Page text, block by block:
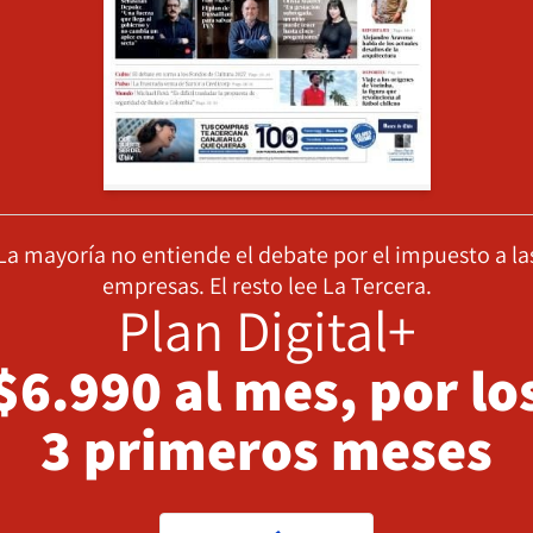
mayoría no entiende el debate por el impuesto a
empresas. El resto lee La Tercera.
Plan Digital+
al mes, por
3 primeros meses